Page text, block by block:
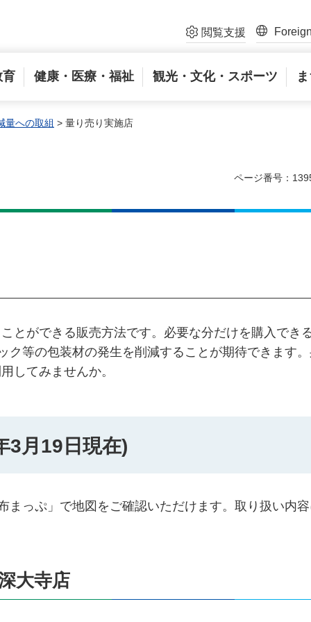
閲覧支援
育 健康・医療・福祉 観光・文化・スポーツ
量への取組 > 量り売り実施店
ページ番号：
とができる販売方法です。必要な分だけを購入でき
ク等の包装材の発生を削減することが期待できます
してみませんか。
3月19日現在)
まっぷ」で地図をご確認いただけます。取り扱い内
大寺店